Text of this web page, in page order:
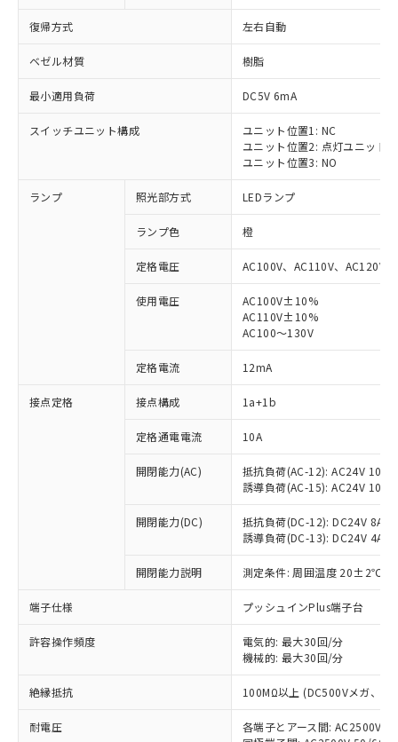
復帰方式 左右自動
ベゼル材質 樹脂
最小適用負荷 DC5V 6mA
スイッチユニット構成
ユニット位置1: NC
ユニット位置2: 点灯ユニット
ユニット位置3: NO
ランプ 照光部方式 LEDランプ
ランプ色 橙
定格電圧 AC100V、AC110V、AC120V
使用電圧
AC100V±10%
AC110V±10%
AC100～130V
定格電流 12mA
接点定格 接点構成 1a+1b
定格通電電流 10A
開閉能力(AC)
抵抗負荷(AC-12): AC24V 10A/
誘導負荷(AC-15): AC24V
開閉能力(DC)
抵抗負荷(DC-12): DC24V 8A/
誘導負荷(DC-13): DC24V 4A/
開閉能力説明 測定条件: 周囲温度 20±2℃、
端子仕様 プッシュインPlus端子台
許容操作頻度
電気的: 最大30回/分
機械的: 最大30回/分
絶縁抵抗 100MΩ以上 (DC500Vメガ、点
耐電圧
各端子とアース間: AC2500V
ご利用条件
以下の条件をお読みいただき、同意のうえ
本サービスは、当社制御機器事業取扱
商品の当社在庫状況および標準価格
(税抜)を提供させていただくもので
当社制御機器事業取扱商品の中には、
本サービスの対象外となる商品もある
ことをご了承ください。
※1 対応状況
対応済み：EU RoHS指令（10物質）の
非含有に対応した製品が提供可能な商品で
対応予定：EU RoHS指令（10物質）の非含
有に対応した製品に切り替える予定のある
対応予定なし：EU RoHS指令（10物質）の
非含有に非対応の商品で、対応品を出す予
調査・確認中：EU RoHS指令（10物質）の
非含有の対応状況を調査中または確認中の
商品です。
非該当品：ライセンス料など無形物で、有
害物質有無と関係のない商品です。
仕入先様の事情により、非含有部品として
いたものが、含有品と判明した場合などや
「○」：最大均質材料含有率が中国RoHSの
「×」：最大均質材料含有率が中国RoHSの
基準値を超えていることを示します。
当社は、これら貴社製品のうち、外国